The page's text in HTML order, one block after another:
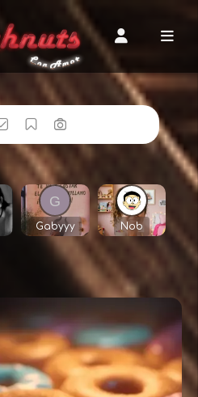
Siguiendo
Guardado
Fotos
Gabyyy Nob